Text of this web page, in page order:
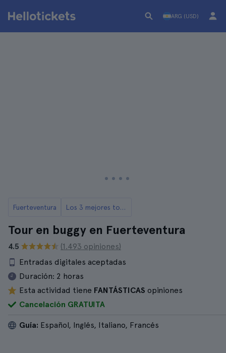
ARG (USD)
Fuerteventura Los 3 mejores tours y excursiones en buggy por Fuerteventura
Tour en buggy en Fuerteventura
4.5
(1.493 opiniones)
Entradas digitales aceptadas
Duración: 2 horas
Esta actividad tiene FANTÁSTICAS opiniones
Cancelación GRATUITA
Guía: Español, Inglés, Italiano, Francés